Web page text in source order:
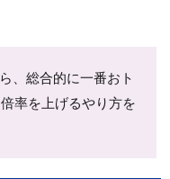
、総合的に一番おト
率を上げるやり方を